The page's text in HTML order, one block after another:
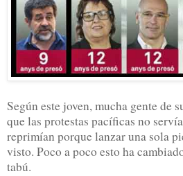
Según este joven, mucha gente de
que las protestas pacíficas no
reprimían porque lanzar una sola
visto. Poco a poco esto ha
tabú.